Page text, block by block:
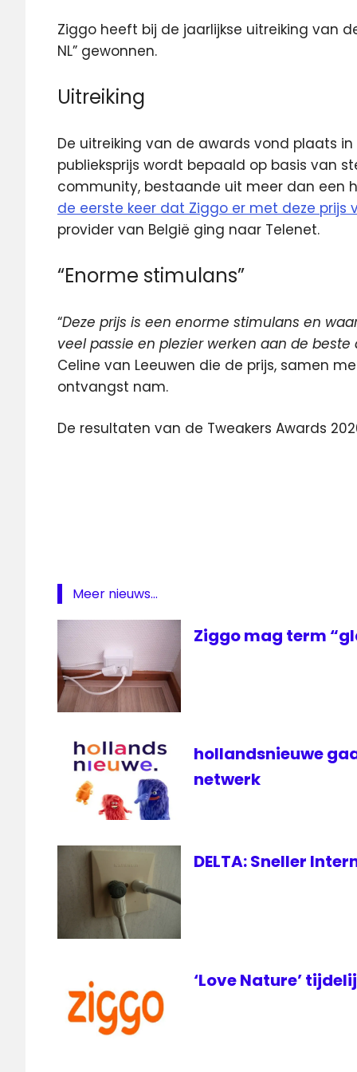
Ziggo heeft bij de jaarlijkse uitreiking van
NL” gewonnen.
Uitreiking
De uitreiking van de awards vond plaats
publieksprijs wordt bepaald op basis van
community, bestaande uit meer dan een
de eerste keer dat Ziggo er met deze prijs
provider van België ging naar Telenet.
“Enorme stimulans”
“Deze prijs is een enorme stimulans en
veel passie en plezier werken aan de
Celine van Leeuwen die de prijs, samen
ontvangst nam.
De resultaten van de Tweakers Awards
Awards
Meer nieuws...
Ziggo mag term
hollandsnieuwe
netwerk
DELTA: Sneller
‘Love Nature’